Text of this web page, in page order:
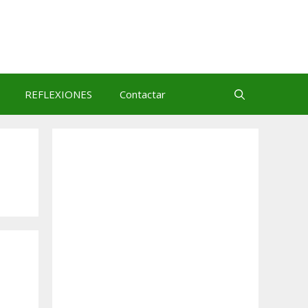
REFLEXIONES Contactar